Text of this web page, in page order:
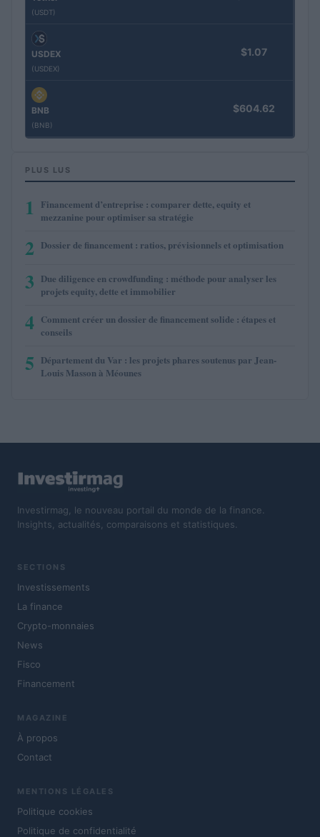
(USDT)
USDEX
(USDEX)
$1.07
BNB
(BNB)
$604.62
PLUS LUS
1
Financement d’entreprise : comparer dette, equity et
mezzanine pour optimiser sa stratégie
2 Dossier de financement : ratios, prévisionnels et optimisation
3 Due diligence en crowdfunding : méthode pour analyser les
projets equity, dette et immobilier
4 Comment créer un dossier de financement solide : étapes et
conseils
5 Département du Var : les projets phares soutenus par Jean-
Louis Masson à Méounes
Investirmag, le nouveau portail du monde de la finance.
Insights, actualités, comparaisons et statistiques.
SECTIONS
Investissements
La finance
Crypto-monnaies
News
Fisco
Financement
MAGAZINE
À propos
Contact
MENTIONS LÉGALES
Politique cookies
Politique de confidentialité